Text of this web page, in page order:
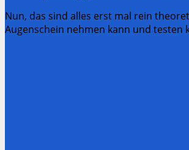
Nun, das sind alles erst mal rein
Augenschein nehmen kann und testen